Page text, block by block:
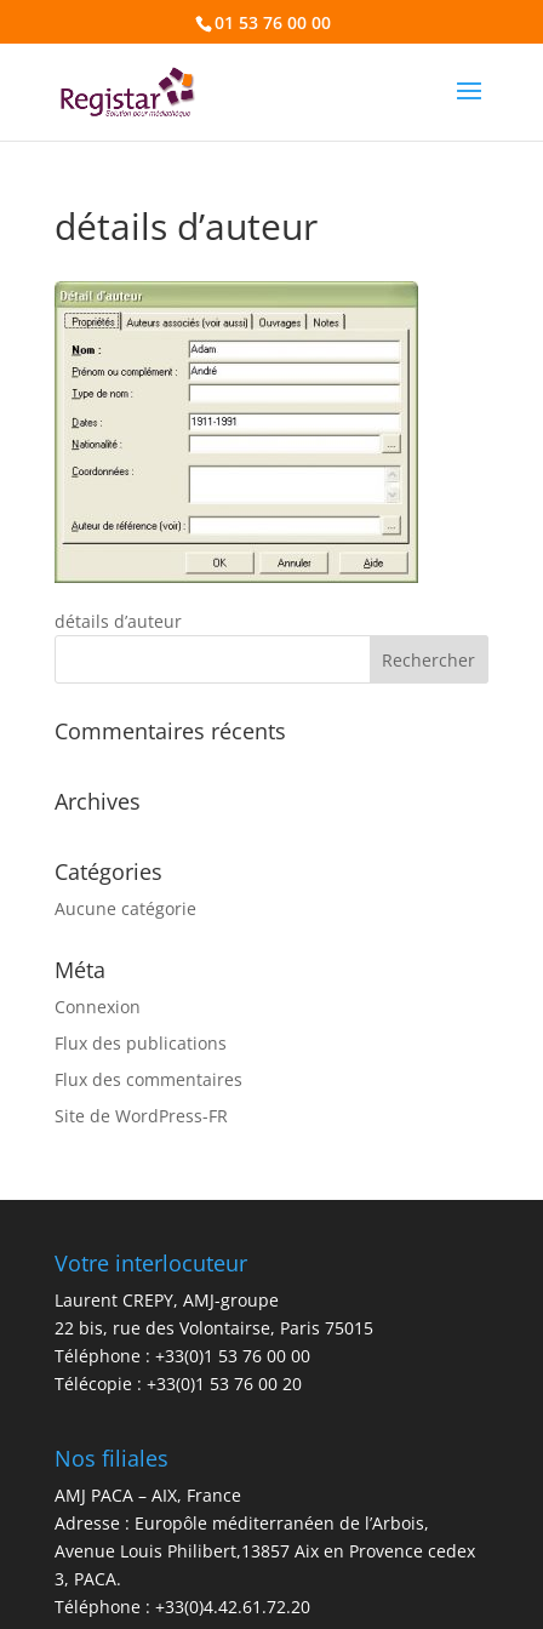
01 53 76 00 00
détails d’auteur
détails d’auteur
Commentaires récents
Archives
Catégories
Aucune catégorie
Méta
Connexion
Flux des publications
Flux des commentaires
Site de WordPress-FR
Votre interlocuteur
Laurent CREPY, AMJ-groupe
22 bis, rue des Volontairse, Paris 75015
Téléphone : +33(0)1 53 76 00 00
Télécopie : +33(0)1 53 76 00 20
Nos filiales
AMJ PACA – AIX, France
Adresse : Europôle méditerranéen de l’Arbois,
Avenue Louis Philibert,13857 Aix en Provence cedex
3, PACA.
Téléphone : +33(0)4.42.61.72.20